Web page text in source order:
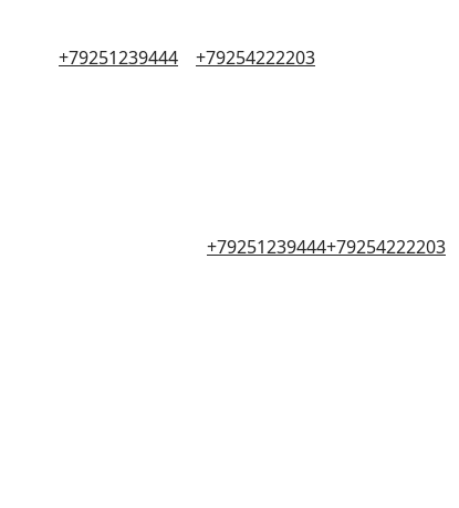
+79251239444 +79254222203
+79251239444+79254222203